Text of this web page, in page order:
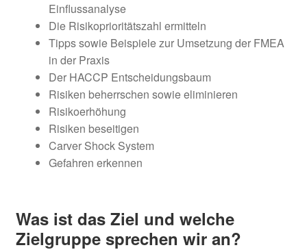
Tipps sowie Beispiele zur Umsetzung der FMEA
in der Praxis
Risiken beseitigen
Carver Shock System
Gefahren erkennen
Was ist das Ziel und welche
Zielgruppe sprechen wir an?